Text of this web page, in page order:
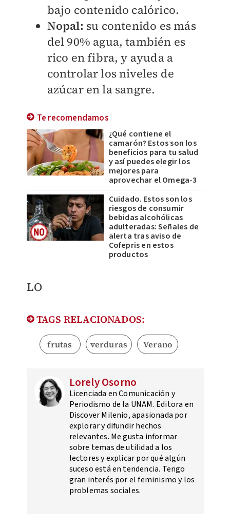
bajo contenido calórico.
Nopal: su contenido es más
del 90% agua, también es
rico en fibra, y ayuda a
controlar los niveles de
azúcar en la sangre.
Te recomendamos
¿Qué contiene el
camarón? Estos son los
beneficios para tu salud
y así puedes elegir los
mejores para
aprovechar el Omega-3
Cuidado. Estos son los
riesgos de consumir
bebidas alcohólicas
adulteradas: Señales de
alerta tras aviso de
Cofepris en estos
productos
LO
TAGS RELACIONADOS:
frutas verduras Verano
Lorely Osorno
Licenciada en Comunicación y
Periodismo de la UNAM. Editora en
Discover Milenio, apasionada por
explorar y difundir hechos
relevantes. Me gusta informar
sobre temas de utilidad a los
lectores y explicar por qué algún
suceso está en tendencia. Tengo
gran interés por el feminismo y los
problemas sociales.